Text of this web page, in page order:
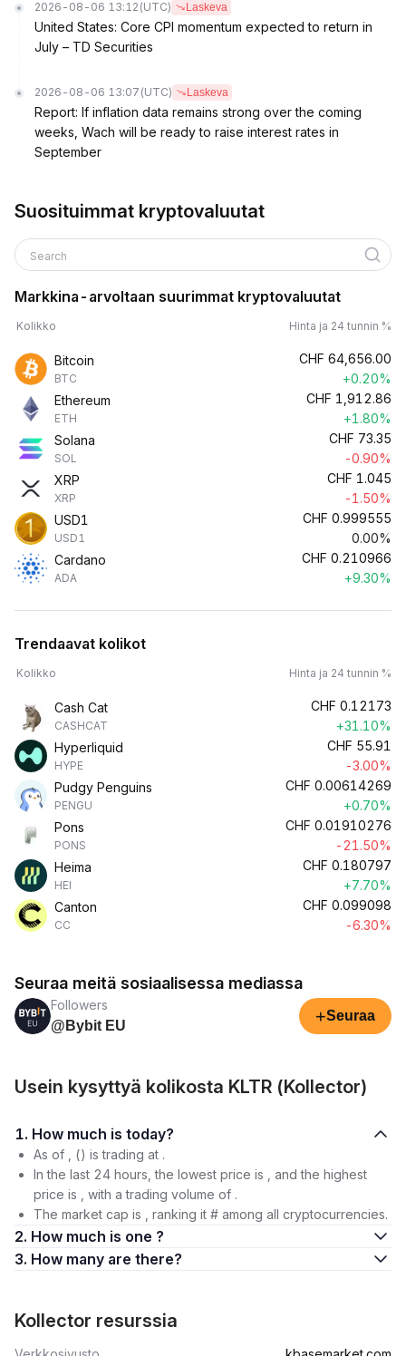
2026-08-06 13:12 (UTC) Laskeva
United States: Core CPI momentum expected to return in
July – TD Securities
2026-08-06 13:07 (UTC) Laskeva
Report: If inflation data remains strong over the coming
weeks, Wach will be ready to raise interest rates in
September
Suosituimmat kryptovaluutat
Search
Markkina-arvoltaan suurimmat kryptovaluutat
Kolikko Hinta ja 24 tunnin %
Bitcoin
BTC
CHF 64,656.00
+0.20%
Ethereum
ETH
CHF 1,912.86
+1.80%
Solana
SOL
CHF 73.35
-0.90%
XRP
XRP
CHF 1.045
-1.50%
USD1
USD1
CHF 0.999555
0.00%
Cardano
ADA
CHF 0.210966
+9.30%
Trendaavat kolikot
Kolikko Hinta ja 24 tunnin %
Cash Cat
CASHCAT
CHF 0.12173
+31.10%
Hyperliquid
HYPE
CHF 55.91
-3.00%
Pudgy Penguins
PENGU
CHF 0.00614269
+0.70%
Pons
PONS
CHF 0.01910276
-21.50%
Heima
HEI
CHF 0.180797
+7.70%
Canton
CC
CHF 0.099098
-6.30%
Seuraa meitä sosiaalisessa mediassa
Followers
@Bybit EU
+Seuraa
Usein kysyttyä kolikosta KLTR (Kollector)
1. How much is today?
As of , () is trading at .
In the last 24 hours, the lowest price is , and the highest
price is , with a trading volume of .
The market cap is , ranking it # among all cryptocurrencies.
2. How much is one ?
3. How many are there?
Kollector resurssia